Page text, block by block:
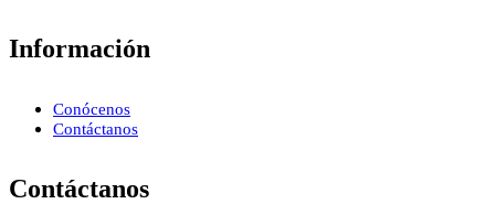
Información
Conócenos
Contáctanos
Contáctanos